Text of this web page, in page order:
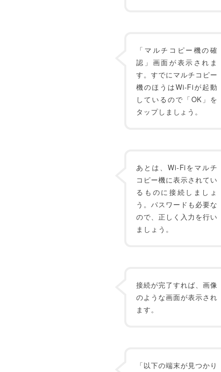
「マルチコピー機の確
認」画面が表示されま
す。すでにマルチコピー
機のほうはWi-Fiが起動
しているので「OK」を
タップしましょう。
あとは、Wi-Fiをマルチ
コピー機に表示されてい
るものに接続しましょ
う。パスワードも必要な
ので、正しく入力を行い
ましょう。
接続が完了すれば、画像
のような画面が表示され
ます。
「以下の端末が見つかり